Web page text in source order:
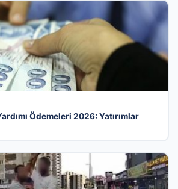
Ödemeleri 2026: Yatırımlar